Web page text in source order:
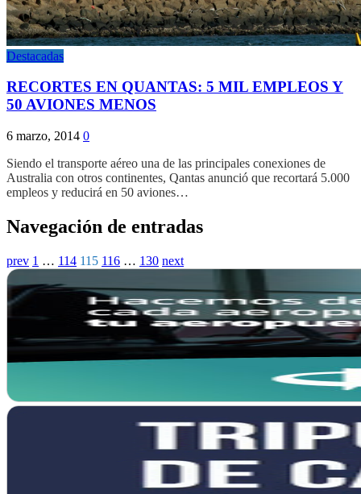
Destacadas
RECORTES EN QUANTAS: 5 MIL EMPLEOS Y
50 AVIONES MENOS
6 marzo, 2014 0
Siendo el transporte aéreo una de las principales conexiones de
Australia con otros continentes, Qantas anunció que recortará 5.000
empleos y reducirá en 50 aviones…
Navegación de entradas
prev 1 … 114 115 116 … 130 next